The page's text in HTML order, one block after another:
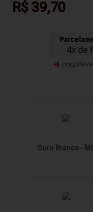
R$ 39,70
Ouro Branco -